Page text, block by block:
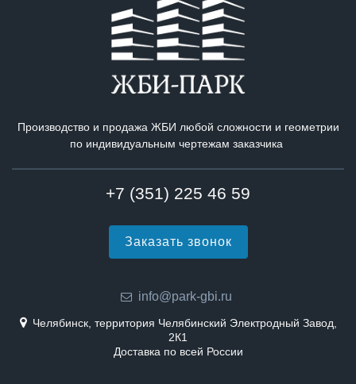
Производство и продажа ЖБИ любой сложности и геометрии
по индивидуальным чертежам заказчика
+7 (351) 225 46 59
Заказать звонок
info@park-gbi.ru
Челябинск, территория Челябинский Электродный Завод,
2К1
Доставка по всей России